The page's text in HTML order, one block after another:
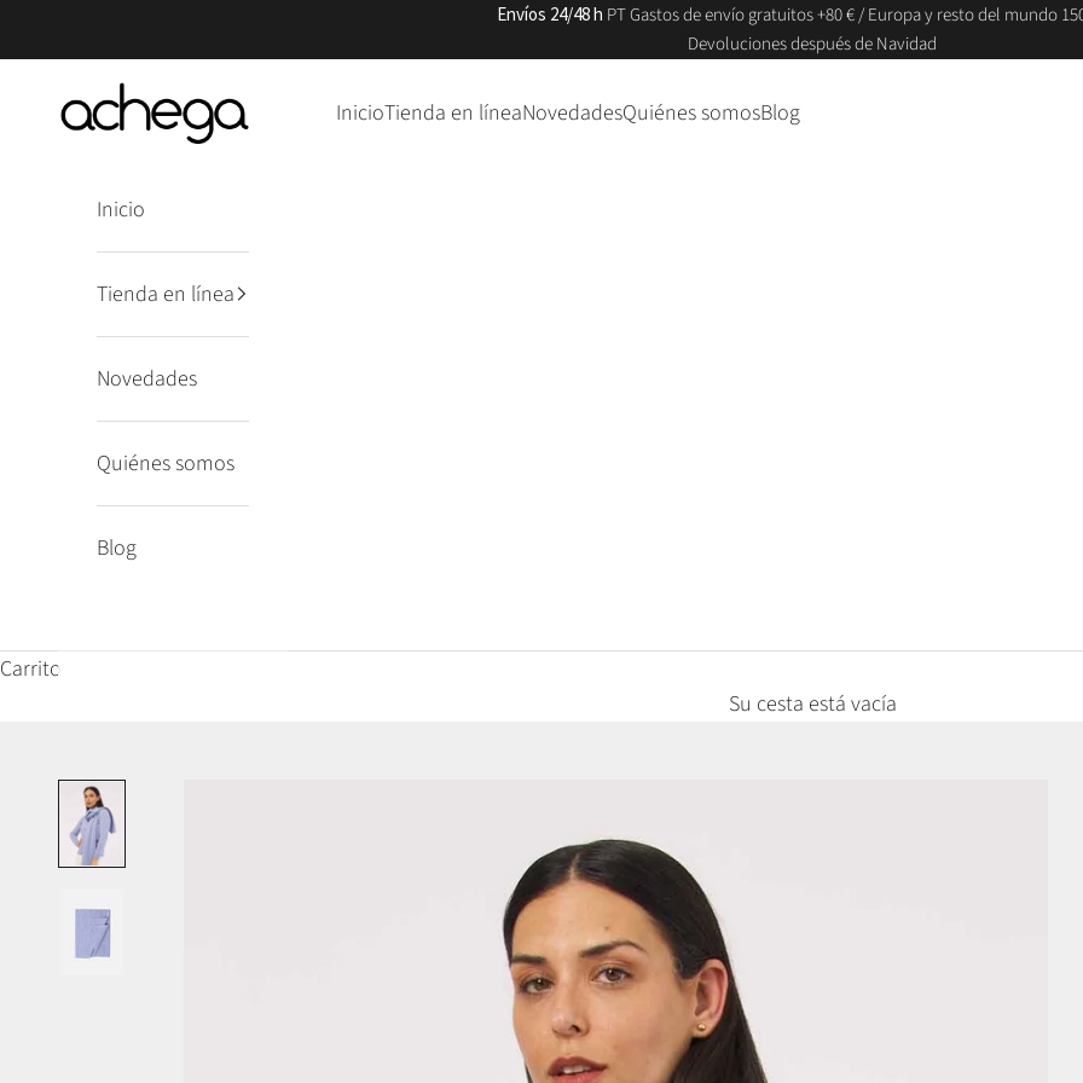
Envíos 24/48 h PT Gastos de envío gratuitos +80 € / Europa y resto del mundo
Devoluciones después de Navidad
Punto Achega InicioTienda en líneaNovedadesQuiénes somosBlog
Inicio
Tienda en línea
Novedades
Quiénes somos
Blog
Carrito
Su cesta está vacía